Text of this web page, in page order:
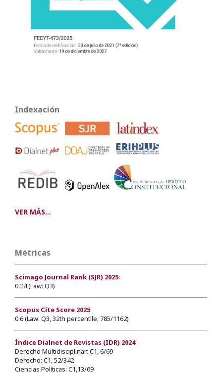
Indexación
VER MÁS...
Métricas
Scimago Journal Rank (SJR) 2025:
0.24 (Law: Q3)
Scopus Cite Score 2025:
0.6 (Law: Q3, 32th percentile, 785/1162)
Índice Dialnet de Revistas (IDR) 2024:
Derecho Multidisciplinar: C1, 6/69
Derecho: C1, 52/342
Ciencias Políticas: C1,13/69